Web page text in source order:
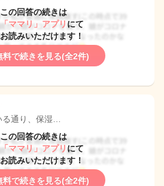
この回答の続きは
「ママリ」アプリ にて
お読みいただけます！
料で続きを見る(全2件)
通り、保湿…
この回答の続きは
「ママリ」アプリ にて
お読みいただけます！
料で続きを見る(全2件)